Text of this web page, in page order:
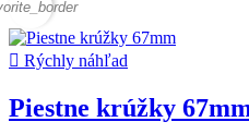
 Rýchly náhľad
Piestne krúžky